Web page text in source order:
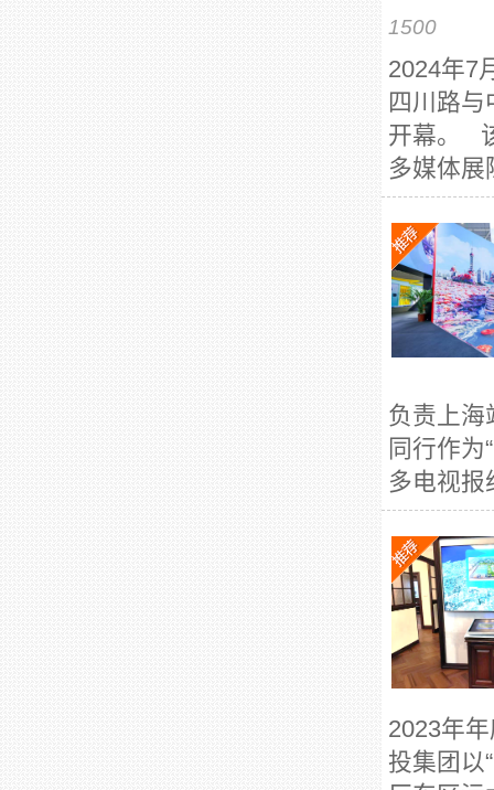
1500
2024年7
四川路与
开幕。
多媒体展
负责上
同行作
多电视报
2023年
投集团以